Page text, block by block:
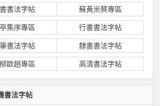
書法字帖 蘇黃米蔡專區
集序專區 行書書法字帖
書法字帖 隸書書法字帖
歐趙專區 高清書法字帖
書法字帖